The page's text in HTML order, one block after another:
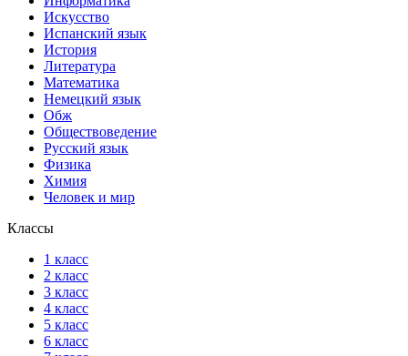
Искусство
Испанский язык
История
Литература
Математика
Немецкий язык
Обж
Обществоведение
Русский язык
Физика
Химия
Человек и мир
Классы
1 класс
2 класс
3 класс
4 класс
5 класс
6 класс